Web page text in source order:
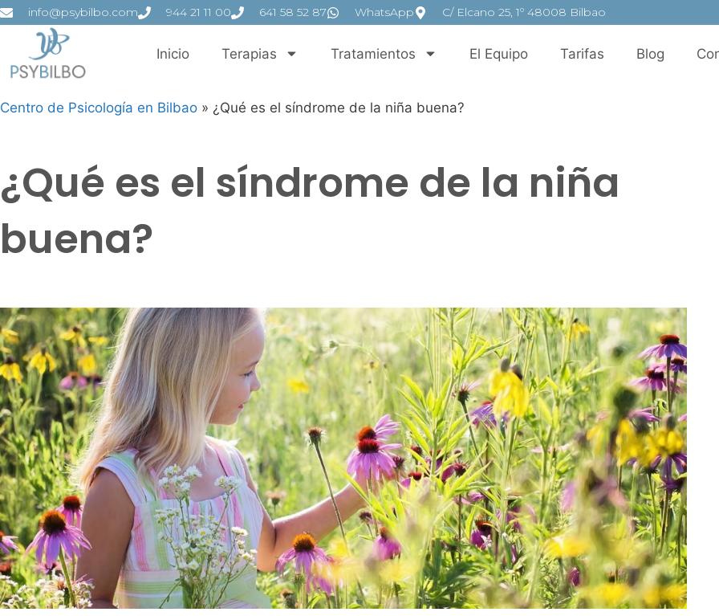
info@psybilbo.com 944 21 11 00 641 58 52 87 WhatsApp C/ Elcano 25, 1º 48008 Bilbao
Inicio Terapias Tratamientos El Equipo Tarifas Blog
Centro de Psicología en Bilbao » ¿Qué es el síndrome de la niña buena?
¿Qué es el síndrome de la niña
buena?